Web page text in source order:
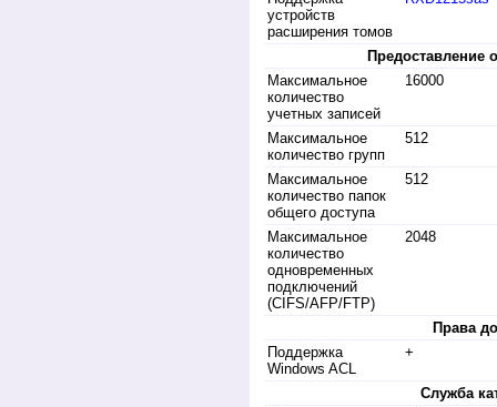
устройств
расширения томов
Предоставление
Максимальное
количество
учетных записей
16000
Максимальное
количество групп
512
Максимальное
количество папок
общего доступа
512
Максимальное
количество
одновременных
подключений
(CIFS/AFP/FTP)
2048
Права
Поддержка
Windows ACL
+
Служба